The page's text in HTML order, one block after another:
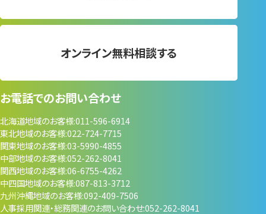
オンライン無料相談する
お電話でのお問い合わせ
北海道地域のお客様011-596-6914
東北地域のお客様022-724-7715
関東地域のお客様03-5990-4855
中部地域のお客様052-262-8041
関西地域のお客様06-6755-4262
中四国地域のお客様087-813-3712
九州沖縄地域のお客様092-409-7506
人事採用関連・総務関連のお問い合わせ052-262-8041